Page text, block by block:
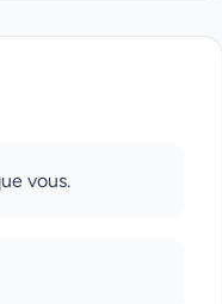
vous.